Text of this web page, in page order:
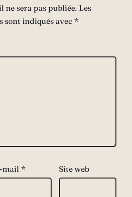
ne sera pas publiée. Les
sont indiqués avec *
mail * Site web